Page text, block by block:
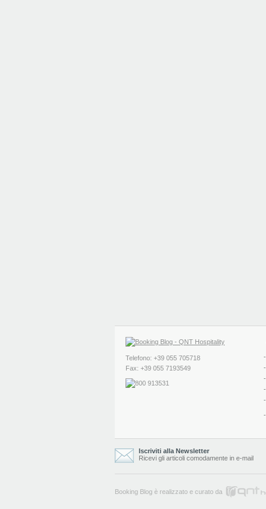
Telefono: +39 055 705718
Fax: +39 055 7193549
-
-
-
-
-
-
Iscriviti alla Newsletter
Ricevi gli articoli comodamente in e-mail
Booking Blog è realizzato e curato da